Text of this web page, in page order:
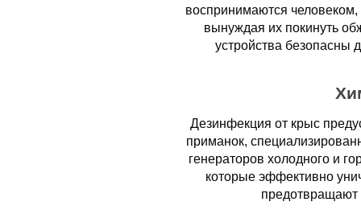
воспринимаются
вынуждая их покинуть
устройства
Дезинфекция от крыс
приманок,
генераторов холодного и
которые эффективно
предотвращают